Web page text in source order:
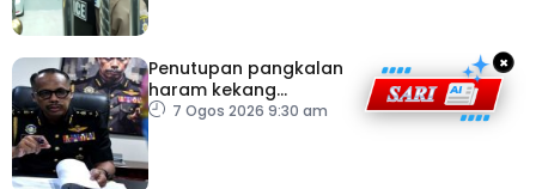
Penutupan pangkalan
haram kekang
penyeludupan di
7 Ogos 2026 9:30 am
×